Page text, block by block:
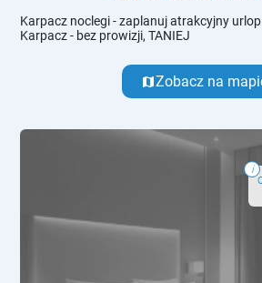
Karpacz noclegi - zaplanuj atrakcyjny
Karpacz - bez prowizji, TANIEJ
mapZobacz na
i